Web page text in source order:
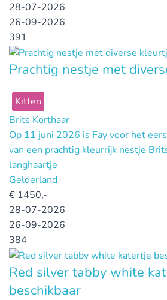
28-07-2026
26-09-2026
391
Prachtig nestje met
Kitten
Brits Korthaar
Op 11 juni 2026 is Fay voor het
van een prachtig kleurrijk nestje
langhaartje
Gelderland
€ 1450,-
28-07-2026
26-09-2026
384
Red silver tabby white
beschikbaar